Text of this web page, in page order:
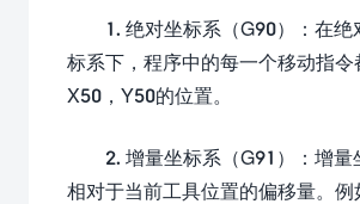
1. 绝对坐标系（G90）：在
标系下，程序中的每一个移动指
X50，Y50的位置。
2. 增量坐标系（G91）：增
相对于当前工具位置的偏移量。